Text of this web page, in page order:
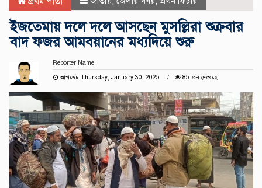
ইজতেমায় দলে দলে আসছেন মুসল্লিরা শুক্রবার
বাদ ফজর আমবয়ানের মধ্যদিয়ে শুরু
Reporter Name
আপডেট Thursday, January 30, 2025
85 জন দেখেছে